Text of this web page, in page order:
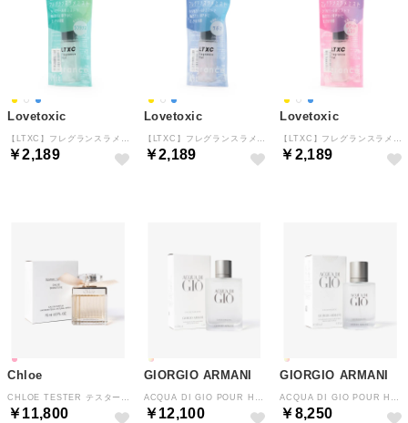
Lovetoxic
￥2,189
Lovetoxic
￥2,189
Lovetoxic
￥2,189
Chloe
￥11,800
GIORGIO ARMANI
￥12,100
GIORGIO ARMANI
￥8,250